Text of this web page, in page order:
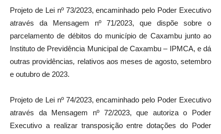
Projeto de Lei nº 73/2023, encaminhado pelo Poder Executivo
através da Mensagem nº 71/2023, que dispõe sobre o
parcelamento de débitos do município de Caxambu junto ao
Instituto de Previdência Municipal de Caxambu – IPMCA, e dá
outras providências, relativos aos meses de agosto, setembro
e outubro de 2023.
Projeto de Lei nº 74/2023, encaminhado pelo Poder Executivo
através da Mensagem nº 72/2023, que autoriza o Poder
Executivo a realizar transposição entre dotações do Poder